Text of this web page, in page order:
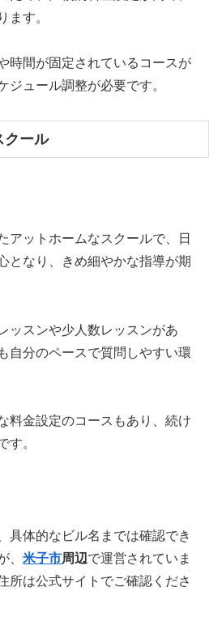
ます。
時間が固定されているコースが
ジュール調整が必要です。
クール
アットホームなスクールで、日
となり、きめ細やかな指導が期
ッスンや少人数レッスンがあ
自分のペースで質問しやすい環
料金設定のコースもあり、続け
す。
具体的なビル名までは確認でき
、米子市周辺で運営されていま
所は公式サイトでご確認くださ